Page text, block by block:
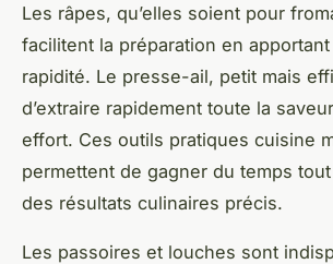
Les râpes, qu’elles soient pour
facilitent la préparation en
rapidité. Le presse-ail, petit mais
d’extraire rapidement toute la
effort. Ces outils pratiques cuisine
permettent de gagner du temps
des résultats culinaires précis.
Les passoires et louches sont